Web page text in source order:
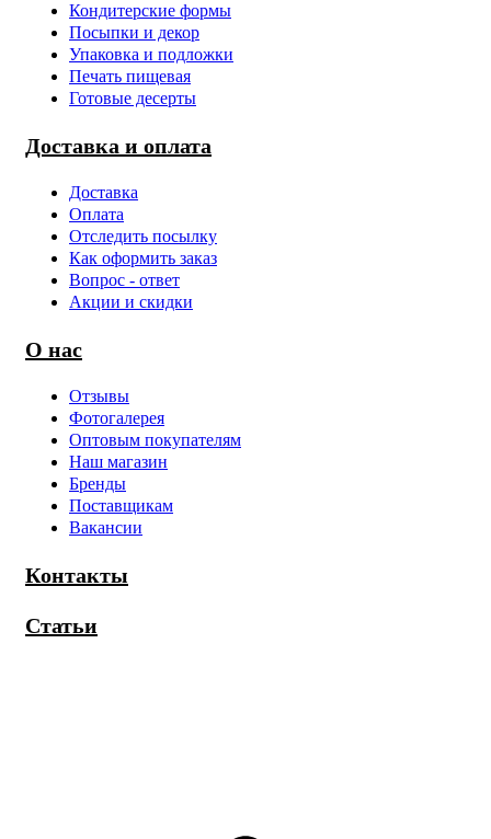
Кондитерские формы
Посыпки и декор
Упаковка и подложки
Печать пищевая
Готовые десерты
Доставка и оплата
Доставка
Оплата
Отследить посылку
Как оформить заказ
Вопрос - ответ
Акции и скидки
О нас
Отзывы
Фотогалерея
Оптовым покупателям
Наш магазин
Бренды
Поставщикам
Вакансии
Контакты
Статьи